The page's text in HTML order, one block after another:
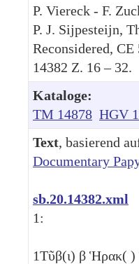
P. Viereck - F.
P. J. Sijpesteijn,
Reconsidered,
14382 Z. 16 – 32.
Kataloge:
TM 14878 HGV
Text, basierend
Documentary
sb.20.14382.xml
1:
1Τῦβ(ι) β Ἡρακ( )